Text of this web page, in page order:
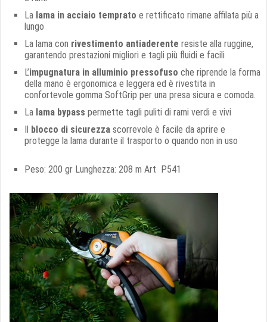
La lama in acciaio temprato e rettificato rimane affilata più a
lungo
La lama con rivestimento antiaderente resiste alla ruggine,
garantendo prestazioni migliori e tagli più fluidi e facili
L’impugnatura in alluminio pressofuso che riprende la forma
della mano è ergonomica e leggera ed è rivestita in
confortevole gomma SoftGrip per una presa sicura e comoda.
La lama bypass permette tagli puliti di rami verdi e vivi
Il blocco di sicurezza scorrevole è facile da aprire e
protegge la lama durante il trasporto o quando non in uso
Peso: 200 gr Lunghezza: 208 m Art P541